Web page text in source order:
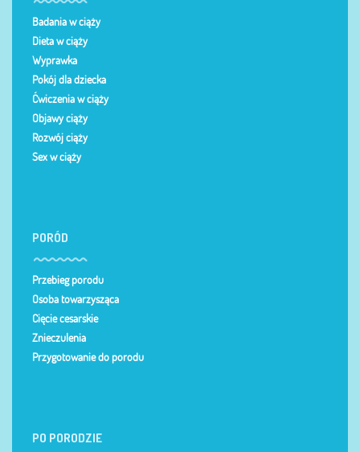
Badania w ciąży
Dieta w ciąży
Wyprawka
Pokój dla dziecka
Ćwiczenia w ciąży
Objawy ciąży
Rozwój ciąży
Sex w ciąży
PORÓD
Przebieg porodu
Osoba towarzysząca
Cięcie cesarskie
Znieczulenia
Przygotowanie do porodu
PO PORODZIE